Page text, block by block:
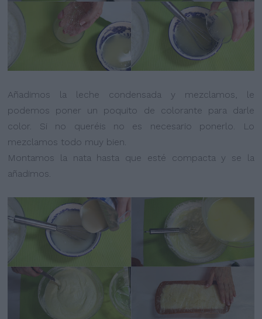
Añadimos la leche condensada y mezclamos, le
podemos poner un poquito de colorante para darle
color. Si no queréis no es necesario ponerlo. Lo
mezclamos todo muy bien.
Montamos la nata hasta que esté compacta y se la
añadimos.